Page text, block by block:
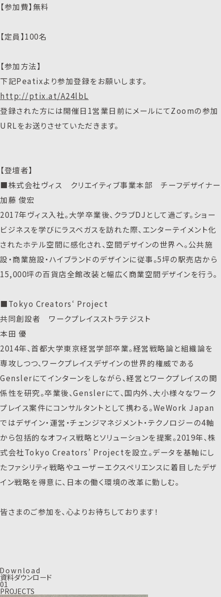
【参加費】無料
【定員】100名
【参加方法】
下記Peatixより参加登録をお願いします。
http://ptix.at/A24lbL
登録された方には開催日1営業日前にメールにてZoomの参加
URLをお送りさせていただきます。
【登壇者】
■株式会社ヴィス クリエイティブ事業本部 チーフデザイナー
加藤 俊宏
2017年ヴィス入社。大学卒業後、クラブDJとして過ごす。ショー
ビジネスを学びにラスベガスを訪れた際、エンターテイメント化
されたホテル空間に感化され、空間デザインの世界へ。公共施
設・商業施設・ハイブランドのデザインに従事。5坪の駅売店から
15,000坪の百貨店全館改装と幅広く商業空間デザインを行う。
■Tokyo Creators‘ Project
共同創設者 ワークプレイスストラテジスト
本田 優
2014年、首都大学東京経営学部卒業。経営戦略論と組織論を
専攻しつつ、ワークプレイスデザインの世界的権威である
Genslerにてインターンをしながら、経営とワークプレイスの関
係性を研究。卒業後、Genslerにて、国内外、大小様々なワーク
プレイス案件にコンサルタントとして携わる。WeWork Japan
ではデザイン・運営・チェンジマネジメント・テクノロジーの4軸
から包括的なオフィス戦略とソリューションを提案。2019年、株
式会社Tokyo Creators’ Projectを設立。データを基軸にし
たファシリティ戦略やユーザーエクスペリエンスに着目したデザ
イン戦略を得意に、日本の働く環境の改革に勤しむ。
皆さまのご参加を、心よりお待ちしております！
Down load
資料ダウンロード
01
PROJECTS